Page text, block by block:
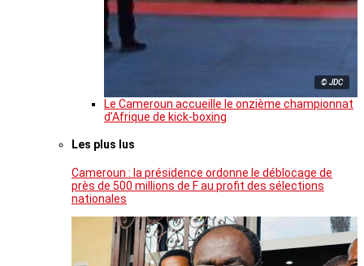
© JDC
Le Cameroun accueille le onzième championnat
d’Afrique de kick-boxing
Les plus lus
Cameroun : la présidence ordonne le déblocage de
près de 500 millions de F au profit des sélections
nationales